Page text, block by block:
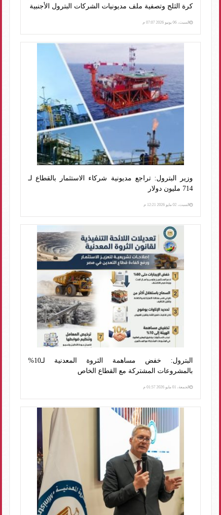
كرة الثلج وتصفية ملف مديونيات الشركات البترول الأجنبية
السبت، 06 يونيو 2026 07:07 م
وزير البترول: تراجع مديونية شركاء الاستثمار بالقطاع لـ
714 مليون دولار
السبت، 02 مايو 2026 12:21 م
البترول: خفض مساهمة الثروة المعدنية لـ10%
بالمشروعات المشتركة مع القطاع الخاص
الجمعة، 01 مايو 2026 01:57 م